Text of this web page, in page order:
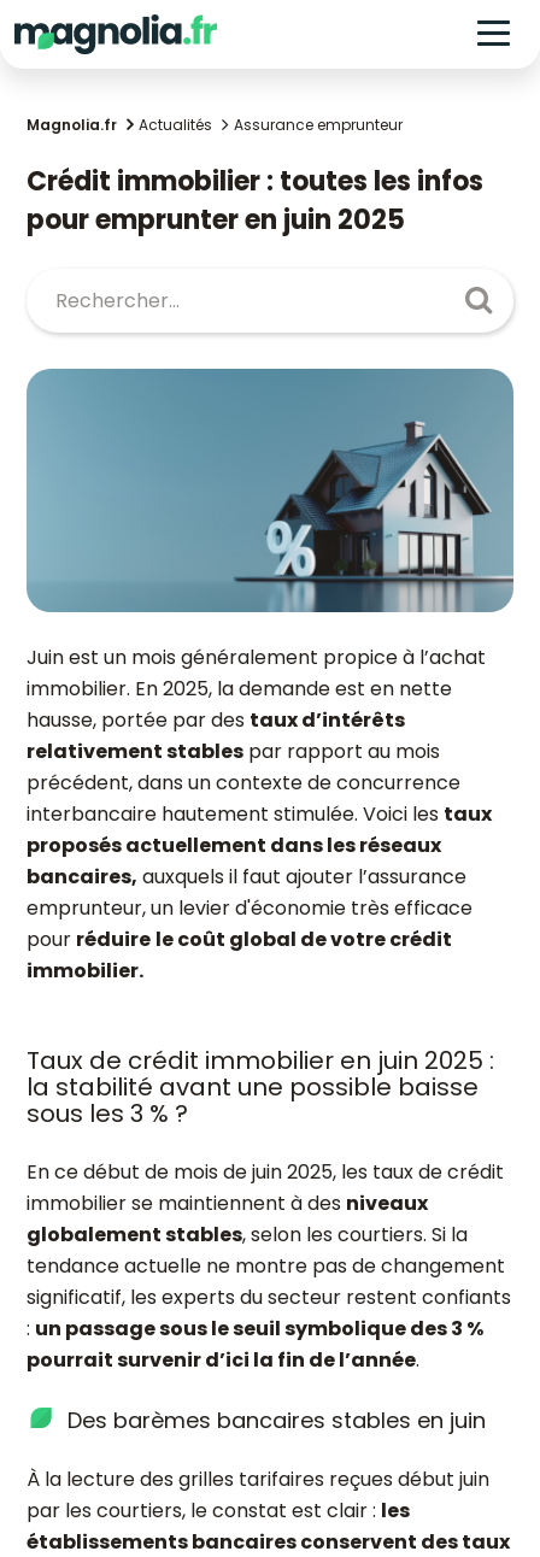
Magnolia.fr Actualités Assurance emprunteur
Crédit immobilier : toutes les infos
pour emprunter en juin 2025
Juin est un mois généralement propice à l’achat
immobilier. En 2025, la demande est en nette
hausse, portée par des taux d’intérêts
relativement stables par rapport au mois
précédent, dans un contexte de concurrence
interbancaire hautement stimulée. Voici les taux
proposés actuellement dans les réseaux
bancaires, auxquels il faut ajouter l’assurance
emprunteur, un levier d'économie très efficace
pour réduire le coût global de votre crédit
immobilier.
Taux de crédit immobilier en juin 2025 :
la stabilité avant une possible baisse
sous les 3 % ?
En ce début de mois de juin 2025, les taux de crédit
immobilier se maintiennent à des niveaux
globalement stables, selon les courtiers. Si la
tendance actuelle ne montre pas de changement
significatif, les experts du secteur restent confiants
: un passage sous le seuil symbolique des 3 %
pourrait survenir d’ici la fin de l’année.
Des barèmes bancaires stables en juin
À la lecture des grilles tarifaires reçues début juin
par les courtiers, le constat est clair : les
établissements bancaires conservent des taux